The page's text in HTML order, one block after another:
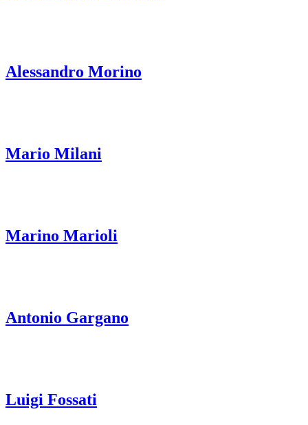
Alessandro Morino
Mario Milani
Marino Marioli
Antonio Gargano
Luigi Fossati